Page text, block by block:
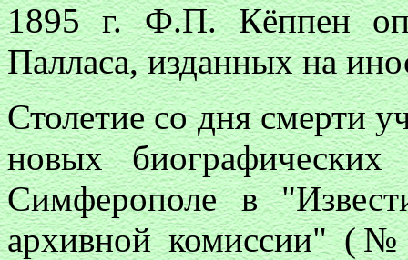
1895 г. Ф.П. Кёппен
Палласа, изданных на
Столетие со дня смерти
новых
Симферополе в
архивной комиссии"